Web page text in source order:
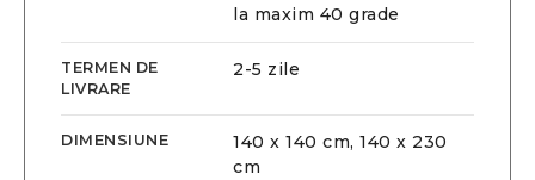
la maxim 40 grade
TERMEN DE
LIVRARE
2-5 zile
DIMENSIUNE
140 x 140 cm, 140 x 230
cm